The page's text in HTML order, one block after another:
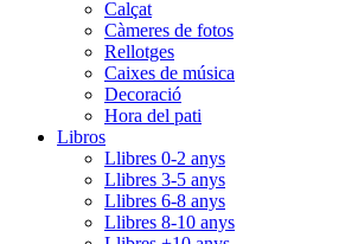
Calçat
Càmeres de fotos
Rellotges
Caixes de música
Decoració
Hora del pati
Libros
Llibres 0-2 anys
Llibres 3-5 anys
Llibres 6-8 anys
Llibres 8-10 anys